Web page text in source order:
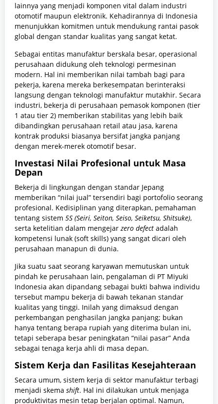
lainnya yang menjadi komponen vital dalam industri
otomotif maupun elektronik. Kehadirannya di Indonesia
menunjukkan komitmen untuk mendukung rantai pasok
global dengan standar kualitas yang sangat ketat.
Sebagai entitas manufaktur berskala besar, operasional
perusahaan didukung oleh teknologi permesinan
modern. Hal ini memberikan nilai tambah bagi para
pekerja, karena mereka berkesempatan berinteraksi
langsung dengan teknologi manufaktur mutakhir. Secara
industri, bekerja di perusahaan pemasok komponen (tier
1 atau tier 2) memberikan stabilitas yang lebih baik
dibandingkan perusahaan retail atau jasa, karena
kontrak produksi biasanya bersifat jangka panjang
dengan merek-merek otomotif besar.
Investasi Nilai Profesional untuk Masa
Depan
Bekerja di lingkungan dengan standar Jepang
memberikan “nilai jual” tersendiri bagi portofolio seorang
profesional. Kedisiplinan yang diterapkan, pemahaman
tentang sistem 5S (Seiri, Seiton, Seiso, Seiketsu, Shitsuke),
serta ketelitian dalam mengejarzero defect adalah
kompetensi lunak (soft skills) yang sangat dicari oleh
perusahaan manapun di dunia.
Jika suatu saat seorang karyawan memutuskan untuk
pindah ke perusahaan lain, pengalaman di PT Miyuki
Indonesia akan dipandang sebagai bukti bahwa individu
tersebut mampu bekerja di bawah tekanan standar
kualitas yang tinggi. Inilah yang dimaksud dengan
perkembangan penghasilan jangka panjang; bukan
hanya tentang berapa rupiah yang diterima bulan ini,
tetapi seberapa besar peningkatan “nilai pasar” Anda
sebagai tenaga kerja ahli di masa depan.
Sistem Kerja dan Fasilitas Kesejahteraan
Secara umum, sistem kerja di sektor manufaktur terbagi
menjadi skema shift. Hal ini dilakukan untuk menjaga
produktivitas mesin tetap berjalan optimal. Namun,